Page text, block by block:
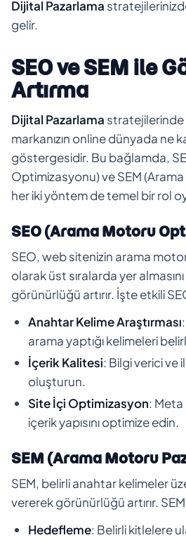
Dijital Pazarlama
gelir.
SEO ve SEM ile
Artırma
Dijital Pazarlama
markanızın online dünyada ne
göstergesidir. Bu bağlamda,
Optimizasyonu) ve SEM
her iki yöntem de temel bir rol
SEO (Arama Motoru
SEO, web sitenizin arama
olarak üst sıralarda yer
görünürlüğü artırır. İşte etkili
Anahtar Kelime Araştırması
arama yaptığı kelimeleri
İçerik Kalitesi: Bilgi verici ve
oluşturun.
Site İçi Optimizasyon: Meta
içerik yapısını optimize edin.
SEM (Arama Motoru
SEM, belirli anahtar kelimeler
vererek görünürlüğü artırır.
Hedefleme: Belirli kitlelere